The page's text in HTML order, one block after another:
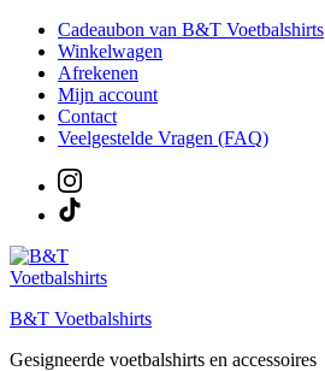
naar
inhoud
Cadeaubon van B&T Voetbalshirts
Winkelwagen
Afrekenen
Mijn account
Contact
Veelgestelde Vragen (FAQ)
B&T Voetbalshirts
Gesigneerde voetbalshirts en accessoires